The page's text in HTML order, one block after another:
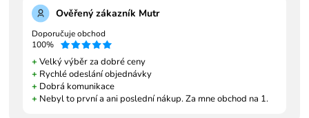
Ověřený zákazník Mutr
Doporučuje obchod
100%
+ Velký výběr za dobré ceny
+ Rychlé odeslání objednávky
+ Dobrá komunikace
+ Nebyl to první a ani poslední nákup. Za mne obchod na 1.